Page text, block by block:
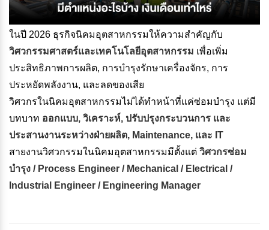
ในปี 2026 ธุรกิจนิคมอุตสาหกรรมให้ความสำคัญกับ
วิศวกรรมศาสตร์และเทคโนโลยีอุตสาหกรรม เพื่อเพิ่ม
ประสิทธิภาพการผลิต, การบำรุงรักษาเครื่องจักร, การ
ประหยัดพลังงาน, และลดของเสีย
วิศวกรในนิคมอุตสาหกรรมไม่ได้ทำหน้าที่แค่ซ่อมบำรุง แต่มี
บทบาท ออกแบบ, วิเคราะห์, ปรับปรุงกระบวนการ และ
ประสานงานระหว่างฝ่ายผลิต, Maintenance, และ IT
สายงานวิศวกรรมในนิคมอุตสาหกรรมมีตั้งแต่ วิศวกรซ่อม
บำรุง / Process Engineer / Mechanical / Electrical /
Industrial Engineer / Engineering Manager